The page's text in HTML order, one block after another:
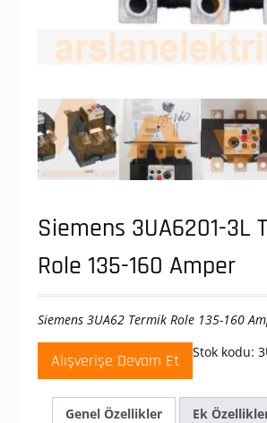
Siemens 3UA6201-3L
Role 135-160 Amper
Siemens 3UA62 Termik Role 135-160
Alışverişe Devam Et Stok kodu:
Genel Özellikler
Ek